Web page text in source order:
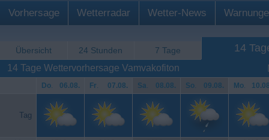
Vorhersage Wetterradar Wetter-News
Übersicht 24 Stunden 7 Tage 14
14 Tage Wettervorhersage Vamvakofiton
Do. 06.08. Fr. 07.08. Sa. 08.08. So. 09.08. Mo.
Tag